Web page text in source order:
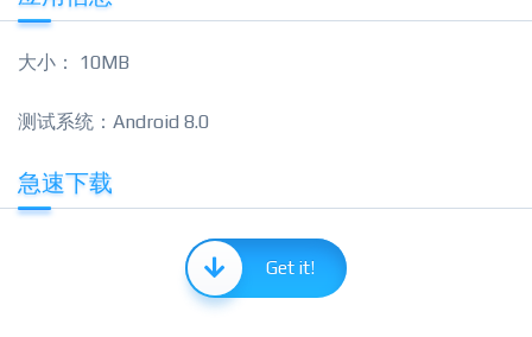
大小： 10MB
测试系统：Android 8.0
急速下载
Get it!